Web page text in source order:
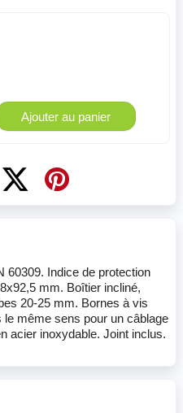
Ajouter au panier
60309. Indice de protection
mm. Boîtier incliné,
20-25 mm. Bornes à vis
même sens pour un câblage
acier inoxydable. Joint inclus.